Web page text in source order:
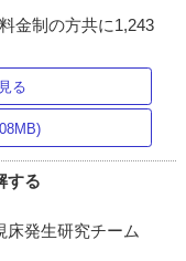
金制の方共に1,243
る
する
床発生研究チーム